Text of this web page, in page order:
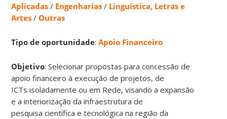
Aplicadas / Engenharias / Linguística, Letras e
Artes /Outras
Tipo de oportunidade:Apoio Financeiro
Objetivo: Selecionar propostas para concessão de
apoio financeiro à execução de projetos, de
ICTs isoladamente ou em Rede, visando a expansão
e a interiorização da infraestrutura de
pesquisa científica e tecnológica na região da